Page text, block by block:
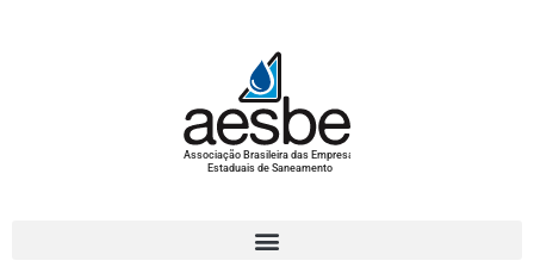
Associação Brasileira das Empresas
Estaduais de Saneamento